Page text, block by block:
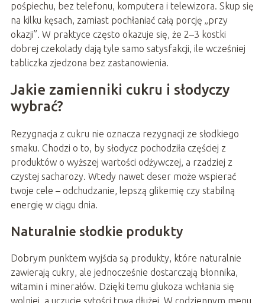
pośpiechu, bez telefonu, komputera i telewizora. Skup się
na kilku kęsach, zamiast pochłaniać całą porcję „przy
okazji”. W praktyce często okazuje się, że 2–3 kostki
dobrej czekolady dają tyle samo satysfakcji, ile wcześniej
tabliczka zjedzona bez zastanowienia.
Jakie zamienniki cukru i słodyczy
wybrać?
Rezygnacja z cukru nie oznacza rezygnacji ze słodkiego
smaku. Chodzi o to, by słodycz pochodziła częściej z
produktów o wyższej wartości odżywczej, a rzadziej z
czystej sacharozy. Wtedy nawet deser może wspierać
twoje cele – odchudzanie, lepszą glikemię czy stabilną
energię w ciągu dnia.
Naturalnie słodkie produkty
Dobrym punktem wyjścia są produkty, które naturalnie
zawierają cukry, ale jednocześnie dostarczają błonnika,
witamin i minerałów. Dzięki temu glukoza wchłania się
wolniej, a uczucie sytości trwa dłużej. W codziennym menu